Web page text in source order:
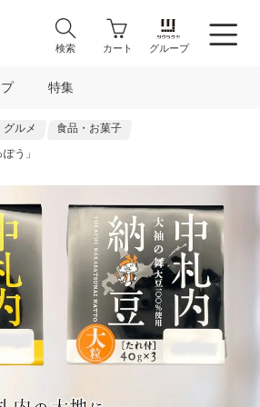
検索 カート グループ
特集
グルメ
食品・お菓子
う」